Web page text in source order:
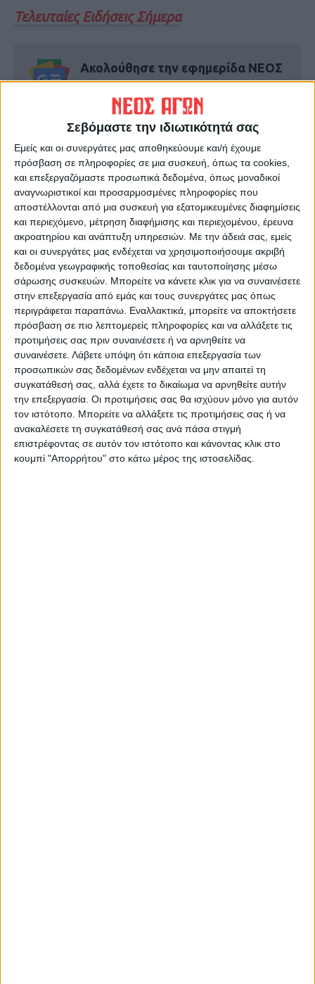
Σεβόμαστε την ιδιωτικότητά σας
Εμείς και οι συνεργάτες μας αποθηκεύουμε και/ή έχουμε
πρόσβαση σε πληροφορίες σε μια συσκευή, όπως τα cookies,
και επεξεργαζόμαστε προσωπικά δεδομένα, όπως μοναδικοί
αναγνωριστικοί και προσαρμοσμένες πληροφορίες που
αποστέλλονται από μια συσκευή για εξατομικευμένες διαφημίσεις
και περιεχόμενο, μέτρηση διαφήμισης και περιεχομένου, έρευνα
ακροατηρίου και ανάπτυξη υπηρεσιών. Με την άδειά σας, εμείς
και οι συνεργάτες μας ενδέχεται να χρησιμοποιήσουμε ακριβή
δεδομένα γεωγραφικής τοποθεσίας και ταυτοποίησης μέσω
σάρωσης συσκευών. Μπορείτε να κάνετε κλικ για να συναινέσετε
στην επεξεργασία από εμάς και τους συνεργάτες μας όπως
περιγράφεται παραπάνω. Εναλλακτικά, μπορείτε να αποκτήσετε
πρόσβαση σε πιο λεπτομερείς πληροφορίες και να αλλάξετε τις
προτιμήσεις σας πριν συναινέσετε ή να αρνηθείτε να
συναινέσετε. Λάβετε υπόψη ότι κάποια επεξεργασία των
προσωπικών σας δεδομένων ενδέχεται να μην απαιτεί τη
συγκατάθεσή σας, αλλά έχετε το δικαίωμα να αρνηθείτε αυτήν
την επεξεργασία. Οι προτιμήσεις σας θα ισχύουν μόνο για αυτόν
τον ιστότοπο. Μπορείτε να αλλάξετε τις προτιμήσεις σας ή να
ανακαλέσετε τη συγκατάθεσή σας ανά πάσα στιγμή
επιστρέφοντας σε αυτόν τον ιστότοπο και κάνοντας κλικ στο
κουμπί "Απορρήτου" στο κάτω μέρος της ιστοσελίδας.
Τελευταίες Ειδήσεις Σήμερα
Ακολούθησε την εφημερίδα ΝΕΟΣ
ΑΓΩΝ στο Google News!
Όλες οι εξελίξεις στην περιοχή της
Καρδίτσας και ευρύτερα της Θεσσαλίας
ΠΡΟΗΓΟΥΜΕΝΟ ΑΡΘΡΟ
Τροχαίο με μετωπική
σύγκρουση στις στροφές της
Συκεώνας στο δρόμο
Καρδίτσα - Λάρισα (ΦΩΤΟ)
ΕΠΟΜΕΝΟ ΑΡΘΡΟ
Κοπή πρωτοχρονιάτικης
πίτας στην ΔΔΕ Καρδίτσας
ΝΕΟΣ ΑΓΩΝ
https://neosagon.gr
Η Αρχαιότερη Καθημερινή Πρωινή Εφημερίδα της Καρδίτσας